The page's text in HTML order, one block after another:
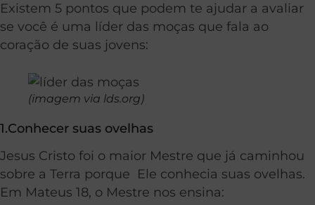
Existem 5 pontos que podem te ajudar a avaliar
se você é uma líder das moças que fala ao
coração de suas jovens:
(imagem via lds.org)
1.Conhecer suas ovelhas
Jesus Cristo foi o maior Mestre que já caminhou
sobre a Terra porque Ele conhecia suas ovelhas.
Em Mateus 18, o Mestre nos ensina: